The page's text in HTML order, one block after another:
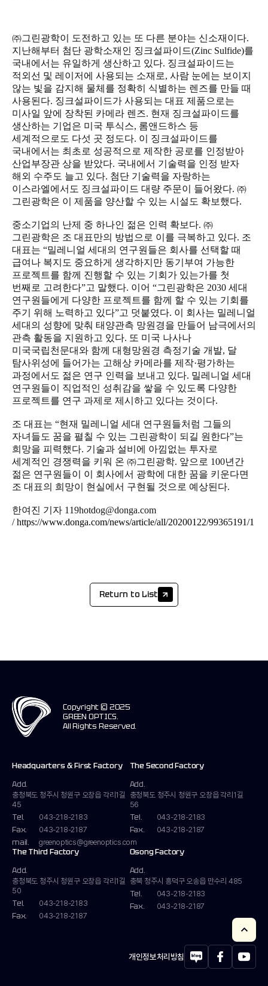
㈜그린광학이 도전하고 있는 또 다른 분야는 신소재이다.
지난해부터 첨단 광학소재인 징크설파이드(Zinc Sulfide)를
국내에서는 유일하게 생산하고 있다. 징크설파이드는
적외선 및 레이저에 사용되는 소재로, 사람 눈에는 보이지
않는 빛을 감지해 물체를 정확히 식별하는 렌즈를 만들 때
사용된다. 징크설파이드가 사용되는 대표 제품으로는
미사일 앞에 장착된 카메라 렌즈. 현재 징크설파이드를
생산하는 기업은 미국 투식스, 롬앤드하스 등
세계적으로도 다섯 곳 정도다. 이 징크설파이드를
국내에서는 최초로 성공적으로 제작한 공로를 인정받아
산업부장관 상을 받았다. 국내에서 기술력을 인정 받자
해외 수주도 늘고 있다. 첨단 기술력을 자랑하는
이스라엘에서도 징크설파이드 대량 주문이 들어왔다. ㈜
그린광학은 이 제품을 양산할 수 있는 시설도 확보했다.
중소기업의 난제 중 하나인 젊은 인력 확보다. ㈜
그린광학은 조 대표만의 방법으로 이를 극복하고 있다. 조
대표는 “밀레니얼 세대의 연구원들은 회사를 선택할 때
급여나 복지도 중요하게 생각하지만 동기부여 가능한
프로젝트를 함께 진행할 수 있는 기회가 있는가를 첫
번째로 고려한다”고 말했다. 이어 “그린광학은 2030 세대
연구원들에게 다양한 프로젝트를 함께 할 수 있는 기회를
주기 위해 노력하고 있다”고 덧붙였다. 이 회사는 밀레니얼
세대의 성향에 맞춰 태양관측 망원경을 만들어 남극에서의
관측 활동을 지원하고 있다. 또 미국 나사나
미국국립천문대와 함께 대형망원경 측정기술 개발, 달
탐사위성에 들어가는 고해상 카메라를 제작·평가하는
과정에서도 젊은 연구 인력을 보내고 있다. 밀레니얼 세대
연구원들이 직업적인 성취감을 쌓을 수 있도록 다양한
프로젝트를 연구 과제로 제시하고 있다는 것이다.
조 대표는 “현재 밀레니얼 세대 연구원들처럼 그들의
자녀들도 꿈을 펼칠 수 있는 그린광학이 되길 원한다”는
희망을 피력했다. 기술과 설비에 아낌없는 투자로
세계적인 경쟁력을 키워 온 ㈜그린광학. 앞으로 100년간
젊은 연구원들이 이 회사에서 광학에 대한 꿈을 키운다면
조 대표의 희망이 현실에서 구현될 것으로 예상된다.
한여진 기자 119hotdog@donga.com
/https://www.donga.com/news/article/all/20200122/99365191/1
Return to List
Copyright © 2025
GREEN OPTICS.
All Rights Reserved.
Headquarters & First Factory
Add.
충청북도 청주시 청원구 오창읍 각리1길
45
Tel. 043-218-2183
Fax. 043-218-2187
mail. greenoptics@greenoptics.com
The Second Factory
Add.
충청북도 청주시 청원구 오창읍 각리1길
56
Tel. 043-218-2183
Fax. 043-218-2187
The Third Factory
Add.
충청북도 청주시 청원구 오창읍 각리1길
50
Tel. 043-218-2183
Fax. 043-218-2187
Osong Factory
Add.
충북 청주시 흥덕구 오송읍 만수리 485
Tel. 043-218-2183
Fax. 043-218-2187
개인정보처리방침